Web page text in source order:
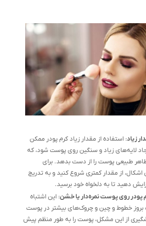
زیاد: استفاده از مقدار زیاد کرم پودر ممکن
لایه‌های زیاد و سنگین روی پوست شود، که
طبیعی پوست را از دست بدهد. برای
اشکال، از مقدار کمتری شروع کنید و به تدریج
دهید تا به دلخواه خود برسید.
پودر روی پوست نمره‌دار یا خشن: این اشتباه
بروز خطوط و چین و چروک‌های بیشتر در پوست
از این مشکل، پوست را به طور منظم پیش